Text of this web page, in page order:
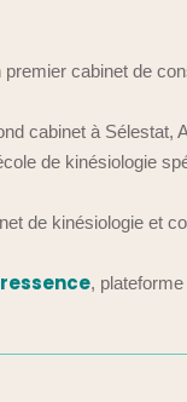
cabinet de
cabinet à Sélestat,
de kinésiologie
de kinésiologie et
,